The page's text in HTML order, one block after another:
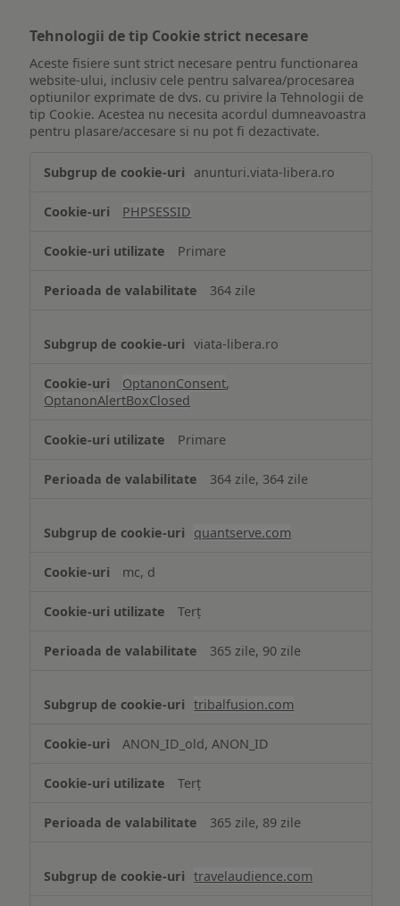
Tehnologii de tip Cookie strict necesare
Aceste fisiere sunt strict necesare pentru functionarea
website-ului, inclusiv cele pentru salvarea/procesarea
optiunilor exprimate de dvs. cu privire la Tehnologii de
tip Cookie. Acestea nu necesita acordul dumneavoastra
pentru plasare/accesare si nu pot fi dezactivate.
de
Cookie
necesare
anunturi.viata-libera.ro
PHPSESSID
Primare
364 zile
viata-libera.ro
OptanonConsent,
OptanonAlertBoxClosed
Primare
364 zile, 364 zile
quantserve.com
mc, d
Terț
365 zile, 90 zile
tribalfusion.com
ANON_ID_old, ANON_ID
Terț
365 zile, 89 zile
travelaudience.com